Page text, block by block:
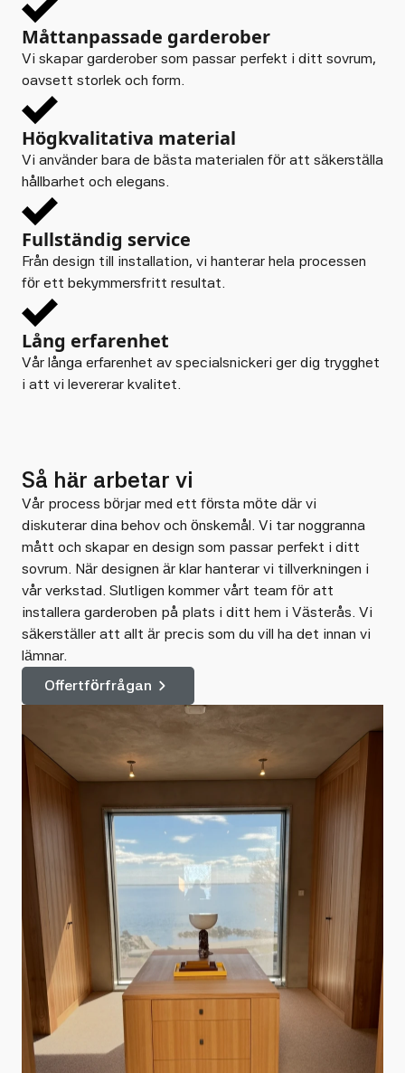
Måttanpassade garderober
Vi skapar garderober som passar perfekt i ditt sovrum,
oavsett storlek och form.
Högkvalitativa material
Vi använder bara de bästa materialen för att säkerställa
hållbarhet och elegans.
Fullständig service
Från design till installation, vi hanterar hela processen
för ett bekymmersfritt resultat.
Lång erfarenhet
Vår långa erfarenhet av specialsnickeri ger dig trygghet
i att vi levererar kvalitet.
Så här arbetar vi
Vår process börjar med ett första möte där vi
diskuterar dina behov och önskemål. Vi tar noggranna
mått och skapar en design som passar perfekt i ditt
sovrum. När designen är klar hanterar vi tillverkningen i
vår verkstad. Slutligen kommer vårt team för att
installera garderoben på plats i ditt hem i Västerås. Vi
säkerställer att allt är precis som du vill ha det innan vi
lämnar.
Offertförfrågan